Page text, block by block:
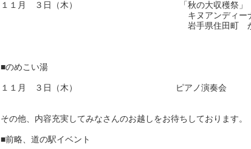
１１月 ３日（木） 「秋の大収穫祭」
キヌアンディーナ厚木 代表：松橋
岩手県住田町 からチェーン
■のめこい湯
１１月 ３日（木） ピアノ演奏会
その他、内容充実してみなさんのお越しをお待ちしております。
■前略、道の駅イベント